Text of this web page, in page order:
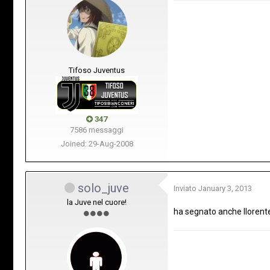
Tifoso Juventus
347
7586 messaggi
Joined: 29-Aug-2008
solo_juve
la Juve nel cuore!
Inviato January 3, 2013
ha segnato anche